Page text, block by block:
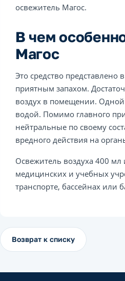
освежитель Магос.
В чем
Магос
Это средство представлено
приятным запахом.
воздух в помещении. Одной
водой. Помимо главного
нейтральные по своему
вредного действия на
Освежитель воздуха 400
медицинских и учебных
транспорте, бассейнах или
Возврат к списку